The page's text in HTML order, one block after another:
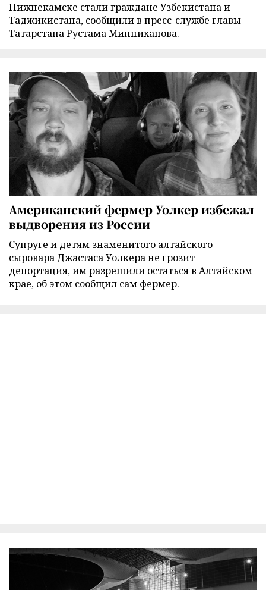
Нижнекамске стали граждане Узбекистана и
Таджикистана, сообщили в пресс-службе главы
Татарстана Рустама Минниханова.
Американский фермер Уолкер избежал
выдворения из России
Супруге и детям знаменитого алтайского
сыровара Джастаса Уолкера не грозит
депортация, им разрешили остаться в Алтайском
крае, об этом сообщил сам фермер.